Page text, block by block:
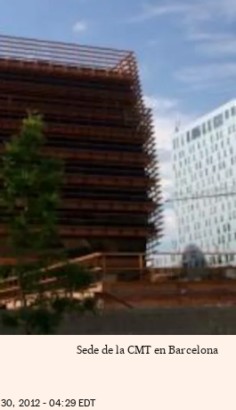
Sede de la CMT en Barcelona
30, 2012 - 04:29EDT